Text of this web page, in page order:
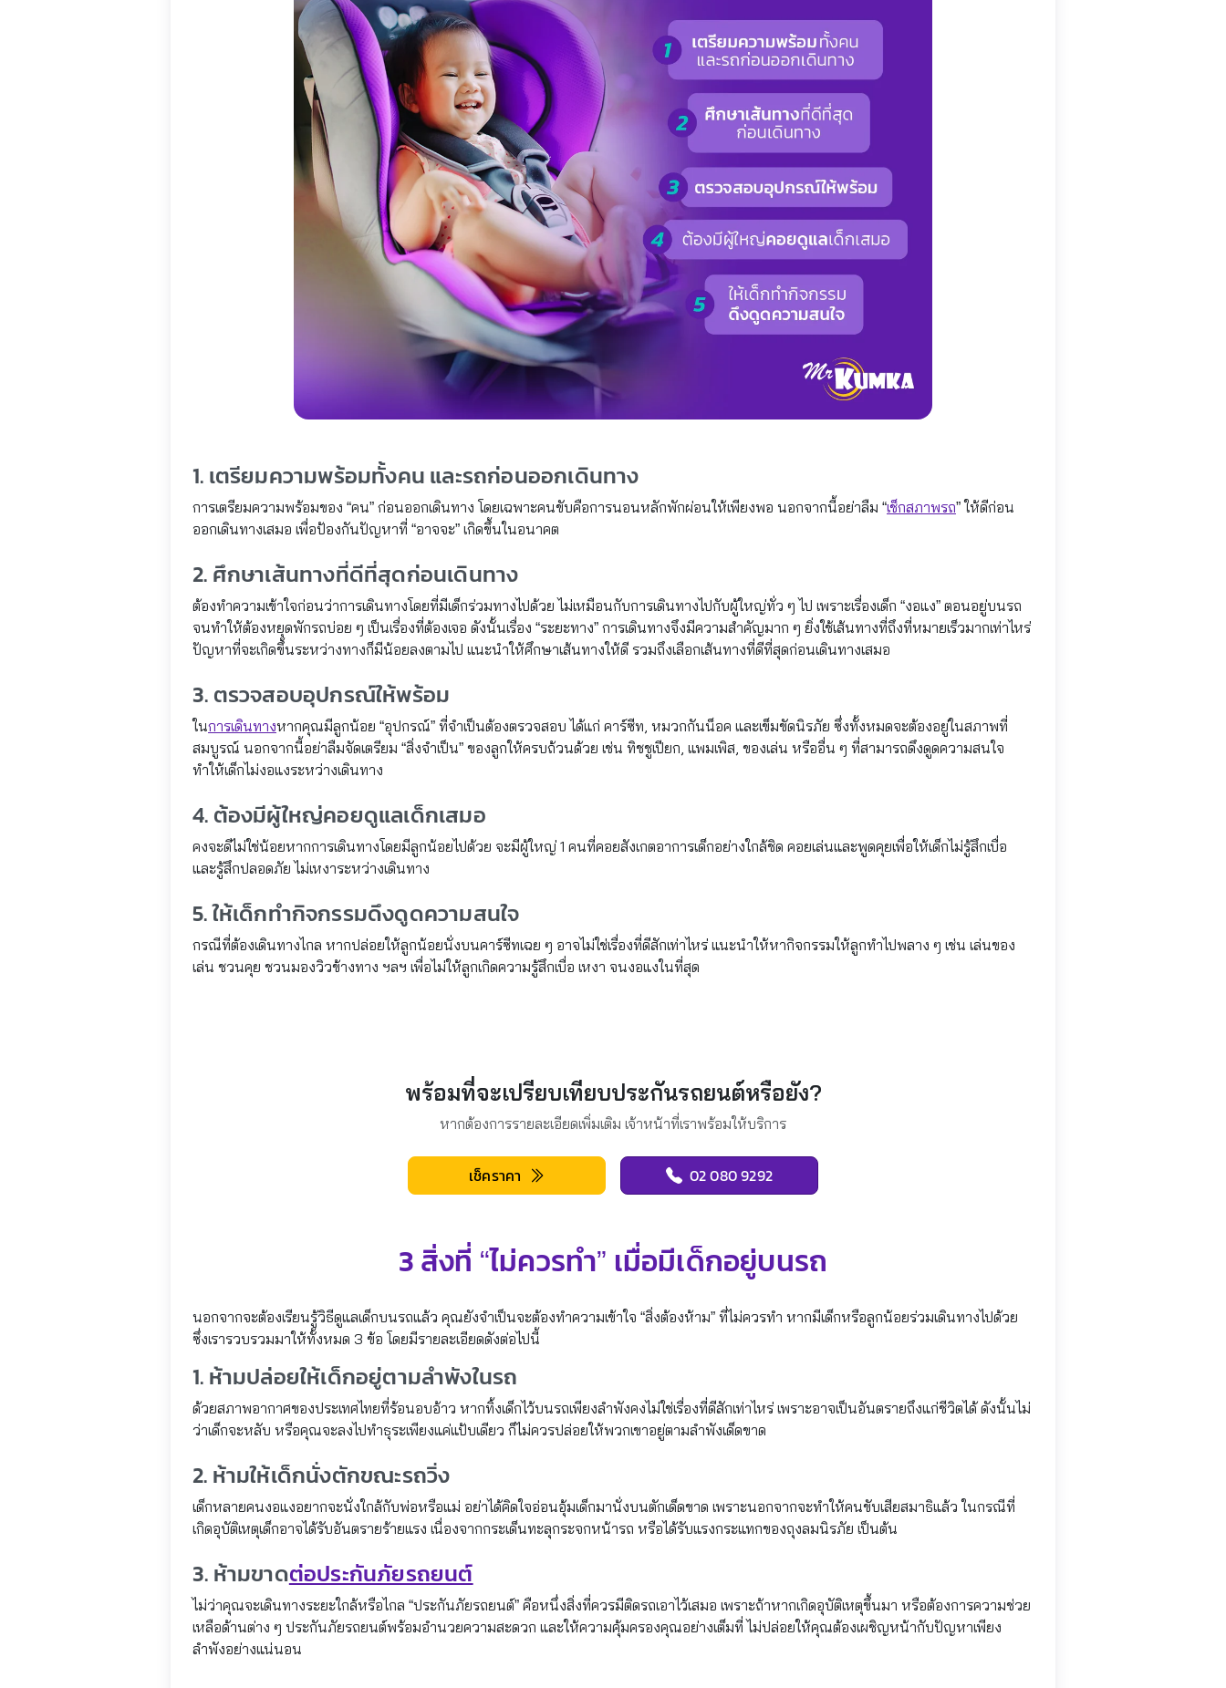
1. เตรียมความพร้อมทั้งคน และรถก่อนออกเดินทาง
การเตรียมความพร้อมของ “คน” ก่อนออกเดินทาง โดยเฉพาะคนขับคือการนอนหลักพักผ่อนให้เพียงพอ นอกจากนี้อย่าลืม “เช็กสภาพรถ” ให้ดีก่อน
ออกเดินทางเสมอ เพื่อป้องกันปัญหาที่ “อาจจะ” เกิดขึ้นในอนาคต
2. ศึกษาเส้นทางที่ดีที่สุดก่อนเดินทาง
ต้องทำความเข้าใจก่อนว่าการเดินทางโดยที่มีเด็กร่วมทางไปด้วย ไม่เหมือนกับการเดินทางไปกับผู้ใหญ่ทั่ว ๆ ไป เพราะเรื่องเด็ก “งอแง” ตอนอยู่บนรถ
จนทำให้ต้องหยุดพักรถบ่อย ๆ เป็นเรื่องที่ต้องเจอ ดังนั้นเรื่อง “ระยะทาง” การเดินทางจึงมีความสำคัญมาก ๆ ยิ่งใช้เส้นทางที่ถึงที่หมายเร็วมากเท่าไหร่
ปัญหาที่จะเกิดขึ้นระหว่างทางก็มีน้อยลงตามไป แนะนำให้ศึกษาเส้นทางให้ดี รวมถึงเลือกเส้นทางที่ดีที่สุดก่อนเดินทางเสมอ
3. ตรวจสอบอุปกรณ์ให้พร้อม
ในการเดินทางหากคุณมีลูกน้อย “อุปกรณ์” ที่จำเป็นต้องตรวจสอบ ได้แก่ คาร์ซีท, หมวกกันน็อค และเข็มขัดนิรภัย ซึ่งทั้งหมดจะต้องอยู่ในสภาพที่
สมบูรณ์ นอกจากนี้อย่าลืมจัดเตรียม “สิ่งจำเป็น” ของลูกให้ครบถ้วนด้วย เช่น ทิชชูเปียก, แพมเพิส, ของเล่น หรืออื่น ๆ ที่สามารถดึงดูดความสนใจ
ทำให้เด็กไม่งอแงระหว่างเดินทาง
4. ต้องมีผู้ใหญ่คอยดูแลเด็กเสมอ
คงจะดีไม่ใช่น้อยหากการเดินทางโดยมีลูกน้อยไปด้วย จะมีผู้ใหญ่ 1 คนที่คอยสังเกตอาการเด็กอย่างใกล้ชิด คอยเล่นและพูดคุยเพื่อให้เด็กไม่รู้สึกเบื่อ
และรู้สึกปลอดภัย ไม่เหงาระหว่างเดินทาง
5. ให้เด็กทำกิจกรรมดึงดูดความสนใจ
กรณีที่ต้องเดินทางไกล หากปล่อยให้ลูกน้อยนั่งบนคาร์ซีทเฉย ๆ อาจไม่ใช่เรื่องที่ดีสักเท่าไหร่ แนะนำให้หากิจกรรมให้ลูกทำไปพลาง ๆ เช่น เล่นของ
เล่น ชวนคุย ชวนมองวิวข้างทาง ฯลฯ เพื่อไม่ให้ลูกเกิดความรู้สึกเบื่อ เหงา จนงอแงในที่สุด
พร้อมที่จะเปรียบเทียบประกันรถยนต์หรือยัง?
หากต้องการรายละเอียดเพิ่มเติม เจ้าหน้าที่เราพร้อมให้บริการ
เช็คราคา 02 080 9292
3 สิ่งที่ “ไม่ควรทำ” เมื่อมีเด็กอยู่บนรถ
นอกจากจะต้องเรียนรู้วิธีดูแลเด็กบนรถแล้ว คุณยังจำเป็นจะต้องทำความเข้าใจ “สิ่งต้องห้าม” ที่ไม่ควรทำ หากมีเด็กหรือลูกน้อยร่วมเดินทางไปด้วย
ซึ่งเรารวบรวมมาให้ทั้งหมด 3 ข้อ โดยมีรายละเอียดดังต่อไปนี้
1. ห้ามปล่อยให้เด็กอยู่ตามลำพังในรถ
ด้วยสภาพอากาศของประเทศไทยที่ร้อนอบอ้าว หากทิ้งเด็กไว้บนรถเพียงลำพังคงไม่ใช่เรื่องที่ดีสักเท่าไหร่ เพราะอาจเป็นอันตรายถึงแก่ชีวิตได้ ดังนั้นไม่
ว่าเด็กจะหลับ หรือคุณจะลงไปทำธุระเพียงแค่แป้บเดียว ก็ไม่ควรปล่อยให้พวกเขาอยู่ตามลำพังเด็ดขาด
2. ห้ามให้เด็กนั่งตักขณะรถวิ่ง
เด็กหลายคนงอแงอยากจะนั่งใกล้กับพ่อหรือแม่ อย่าได้คิดใจอ่อนอุ้มเด็กมานั่งบนตักเด็ดขาด เพราะนอกจากจะทำให้คนขับเสียสมาธิแล้ว ในกรณีที่
เกิดอุบัติเหตุเด็กอาจได้รับอันตรายร้ายแรง เนื่องจากกระเด็นทะลุกระจกหน้ารถ หรือได้รับแรงกระแทกของถุงลมนิรภัย เป็นต้น
3. ห้ามขาดต่อประกันภัยรถยนต์
ไม่ว่าคุณจะเดินทางระยะใกล้หรือไกล “ประกันภัยรถยนต์” คือหนึ่งสิ่งที่ควรมีติดรถเอาไว้เสมอ เพราะถ้าหากเกิดอุบัติเหตุขึ้นมา หรือต้องการความช่วย
เหลือด้านต่าง ๆ ประกันภัยรถยนต์พร้อมอำนวยความสะดวก และให้ความคุ้มครองคุณอย่างเต็มที่ ไม่ปล่อยให้คุณต้องเผชิญหน้ากับปัญหาเพียง
ลำพังอย่างแน่นอน